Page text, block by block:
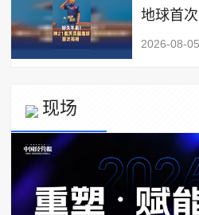
地球首
2026-08-
现场